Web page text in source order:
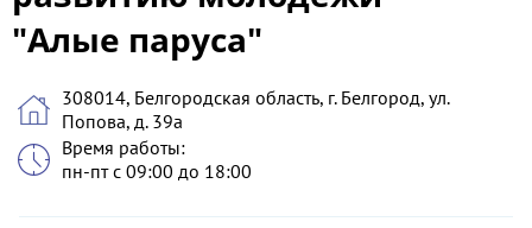
"Алые паруса"
308014, Белгородская область, г. Белгород, ул.
Попова, д. 39а
Время работы:
пн-пт с 09:00 до 18:00